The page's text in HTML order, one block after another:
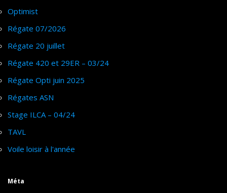
Optimist
Régate 07/2026
Régate 20 juillet
Régate 420 et 29ER – 03/24
Régate Opti juin 2025
Régates ASN
Stage ILCA – 04/24
TAVL
Voile loisir à l'année
Méta